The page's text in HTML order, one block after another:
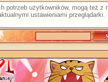
potrzeb użytkowników, mogą też z
ustawieniami przeglądarki.